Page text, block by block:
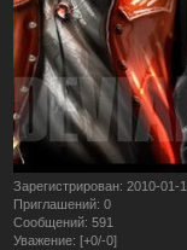
Зарегистрирован: 2010-01-
Приглашений: 0
Сообщений: 591
Уважение: [+0/-0]